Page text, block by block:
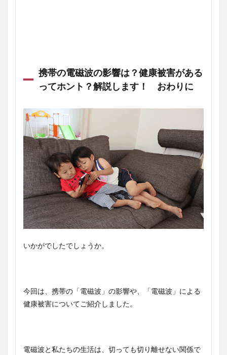
携帯の電磁波の影響は？健康被害がある
ってホント？解説します！ おわりに
いかがでしたでしょうか。
今回は、携帯の「電磁波」の影響や、「電磁波」による
健康被害についてご紹介しました。
電磁波と私たちの生活は、切っても切り離せない関係で